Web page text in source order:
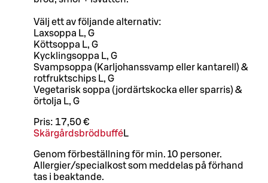
Välj ett av följande alternativ:
Laxsoppa L, G
Köttsoppa L, G
Kycklingsoppa L, G
Svampsoppa (Karljohanssvamp eller kantarell) &
rotfruktschips L, G
Vegetarisk soppa (jordärtskocka eller sparris) &
örtolja L, G
Pris: 17,50 €
SkärgårdsbrödbufféL
Genom förbeställning för min. 10 personer.
Allergier/specialkost som meddelas på förhand
tas i beaktande.